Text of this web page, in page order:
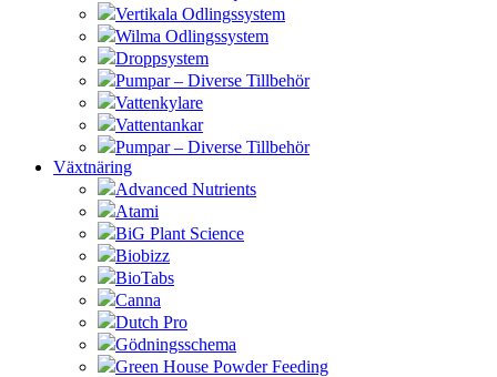
Vertikala Odlingssystem
Wilma Odlingssystem
Droppsystem
Pumpar – Diverse Tillbehör
Vattenkylare
Vattentankar
Pumpar – Diverse Tillbehör
Växtnäring
Advanced Nutrients
Atami
BiG Plant Science
Biobizz
BioTabs
Canna
Dutch Pro
Gödningsschema
Green House Powder Feeding